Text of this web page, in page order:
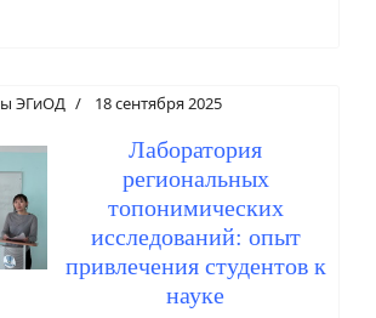
ЭГиОД 18 сентября 2025
Лаборатория
региональных
топонимических
исследований: опыт
привлечения студентов к
науке